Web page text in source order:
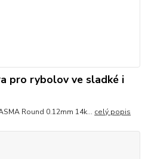
pro rybolov ve sladké i
Round 0.12mm 14k... celý popis